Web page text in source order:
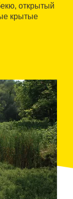
открытый
крытые